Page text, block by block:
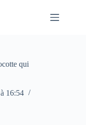
qui
16:54